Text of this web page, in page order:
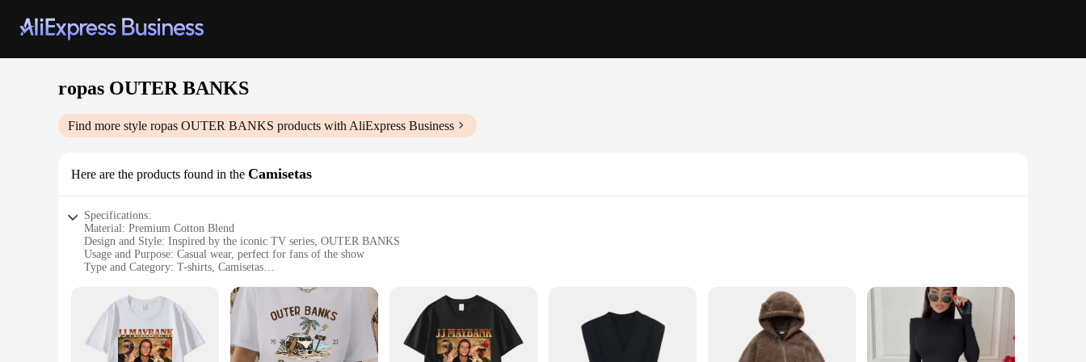
ropas OUTER BANKS
Find more style ropas OUTER BANKS products with AliExpress Business
Here are the products found in the Camisetas
Specifications:
Material: Premium Cotton Blend
Design and Style: Inspired by the iconic TV series, OUTER BANKS
Usage and Purpose: Casual wear, perfect for fans of the show
Type and Category: T-shirts, Camisetas
Parts and Accessories: None
Features:
**Embrace the Spirit of the Outer Banks**
Step into the world of the Pogue Life with our ropas OUTER BANKS Camisetas, a collection that captures the essence of the beloved TV series. Crafted from a premium cotton blend, these camisetas
offer a soft, breathable feel that's ideal for everyday wear. Whether you're lounging at home or heading out for a casual hangout, these tees are designed to keep you comfortable and stylish.